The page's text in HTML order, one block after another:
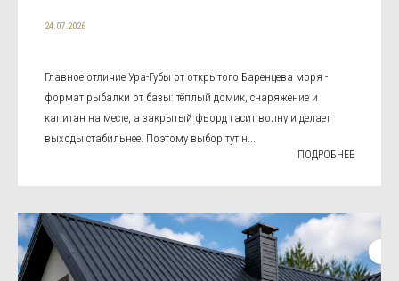
24.07.2026
Главное отличие Ура-Губы от открытого Баренцева моря -
формат рыбалки от базы: тёплый домик, снаряжение и
капитан на месте, а закрытый фьорд гасит волну и делает
выходы стабильнее. Поэтому выбор тут н...
ПОДРОБНЕЕ